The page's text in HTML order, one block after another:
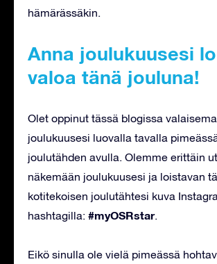
hämärässäkin.
Anna joulukuusesi
valoa tänä jouluna!
Olet oppinut tässä blogissa
joulukuusesi luovalla tavalla
joulutähden avulla. Olemme erittäin
näkemään joulukuusesi ja loistavan
kotitekoisen joulutähtesi kuva
hashtagilla: #myOSRstar.
Eikö sinulla ole vielä pimeässä